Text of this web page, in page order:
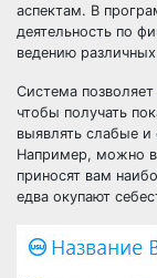
аспектам. В
деятельность по
ведению
Система
чтобы получать
выявлять слабые
Например, можно
приносят вам
едва окупают